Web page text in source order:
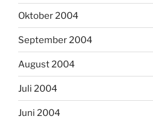
Oktober 2004
September 2004
August 2004
Juli 2004
Juni 2004